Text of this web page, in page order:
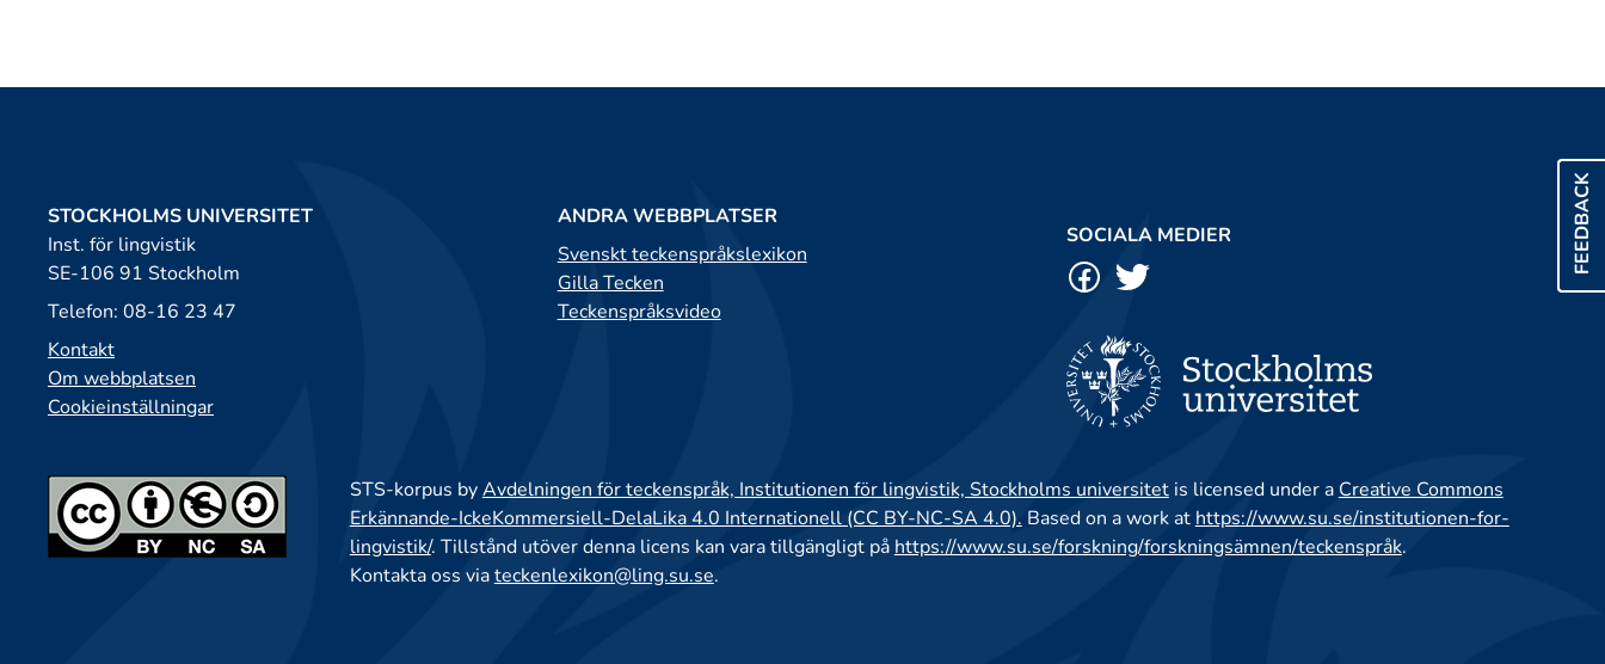
FEEDBACK
STOCKHOLMS UNIVERSITET
Inst. för lingvistik
SE-106 91 Stockholm
Telefon: 08-16 23 47
Kontakt
Om webbplatsen
Cookieinställningar
ANDRA WEBBPLATSER
Svenskt teckenspråkslexikon
Gilla Tecken
Teckenspråksvideo
SOCIALA MEDIER
STS-korpus byAvdelningen för teckenspråk, Institutionen för lingvistik, Stockholms universitetis licensed under a Creative Commons
Erkännande-IckeKommersiell-DelaLika 4.0 Internationell (CC BY-NC-SA 4.0). Based on a work at https://www.su.se/institutionen-for-
lingvistik/. Tillstånd utöver denna licens kan vara tillgängligt på https://www.su.se/forskning/forskningsämnen/teckenspråk.
Kontakta oss viateckenlexikon@ling.su.se.